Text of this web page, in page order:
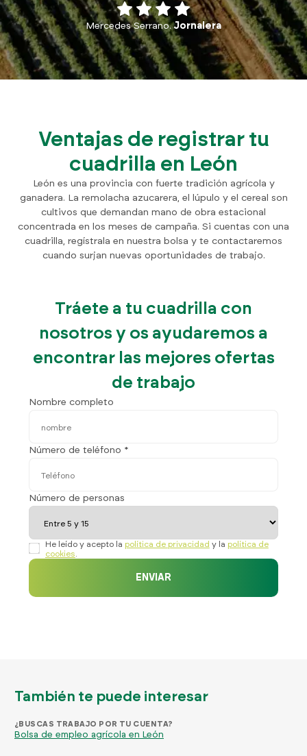
Mercedes Serrano.Jornalera
Ventajas de registrar tu
cuadrilla en León
León es una provincia con fuerte tradición agrícola y
ganadera. La remolacha azucarera, el lúpulo y el cereal son
cultivos que demandan mano de obra estacional
concentrada en los meses de campaña. Si cuentas con una
cuadrilla, regístrala en nuestra bolsa y te contactaremos
cuando surjan nuevas oportunidades de trabajo.
Tráete a tu cuadrilla con
nosotros y os ayudaremos a
encontrar las mejores ofertas
de trabajo
Nombre completo
Número de teléfono *
Número de personas
He leído y acepto la política de privacidad y la política de
cookies
ENVIAR
También te puede interesar
¿BUSCAS TRABAJO POR TU CUENTA?
Bolsa de empleo agrícola en León